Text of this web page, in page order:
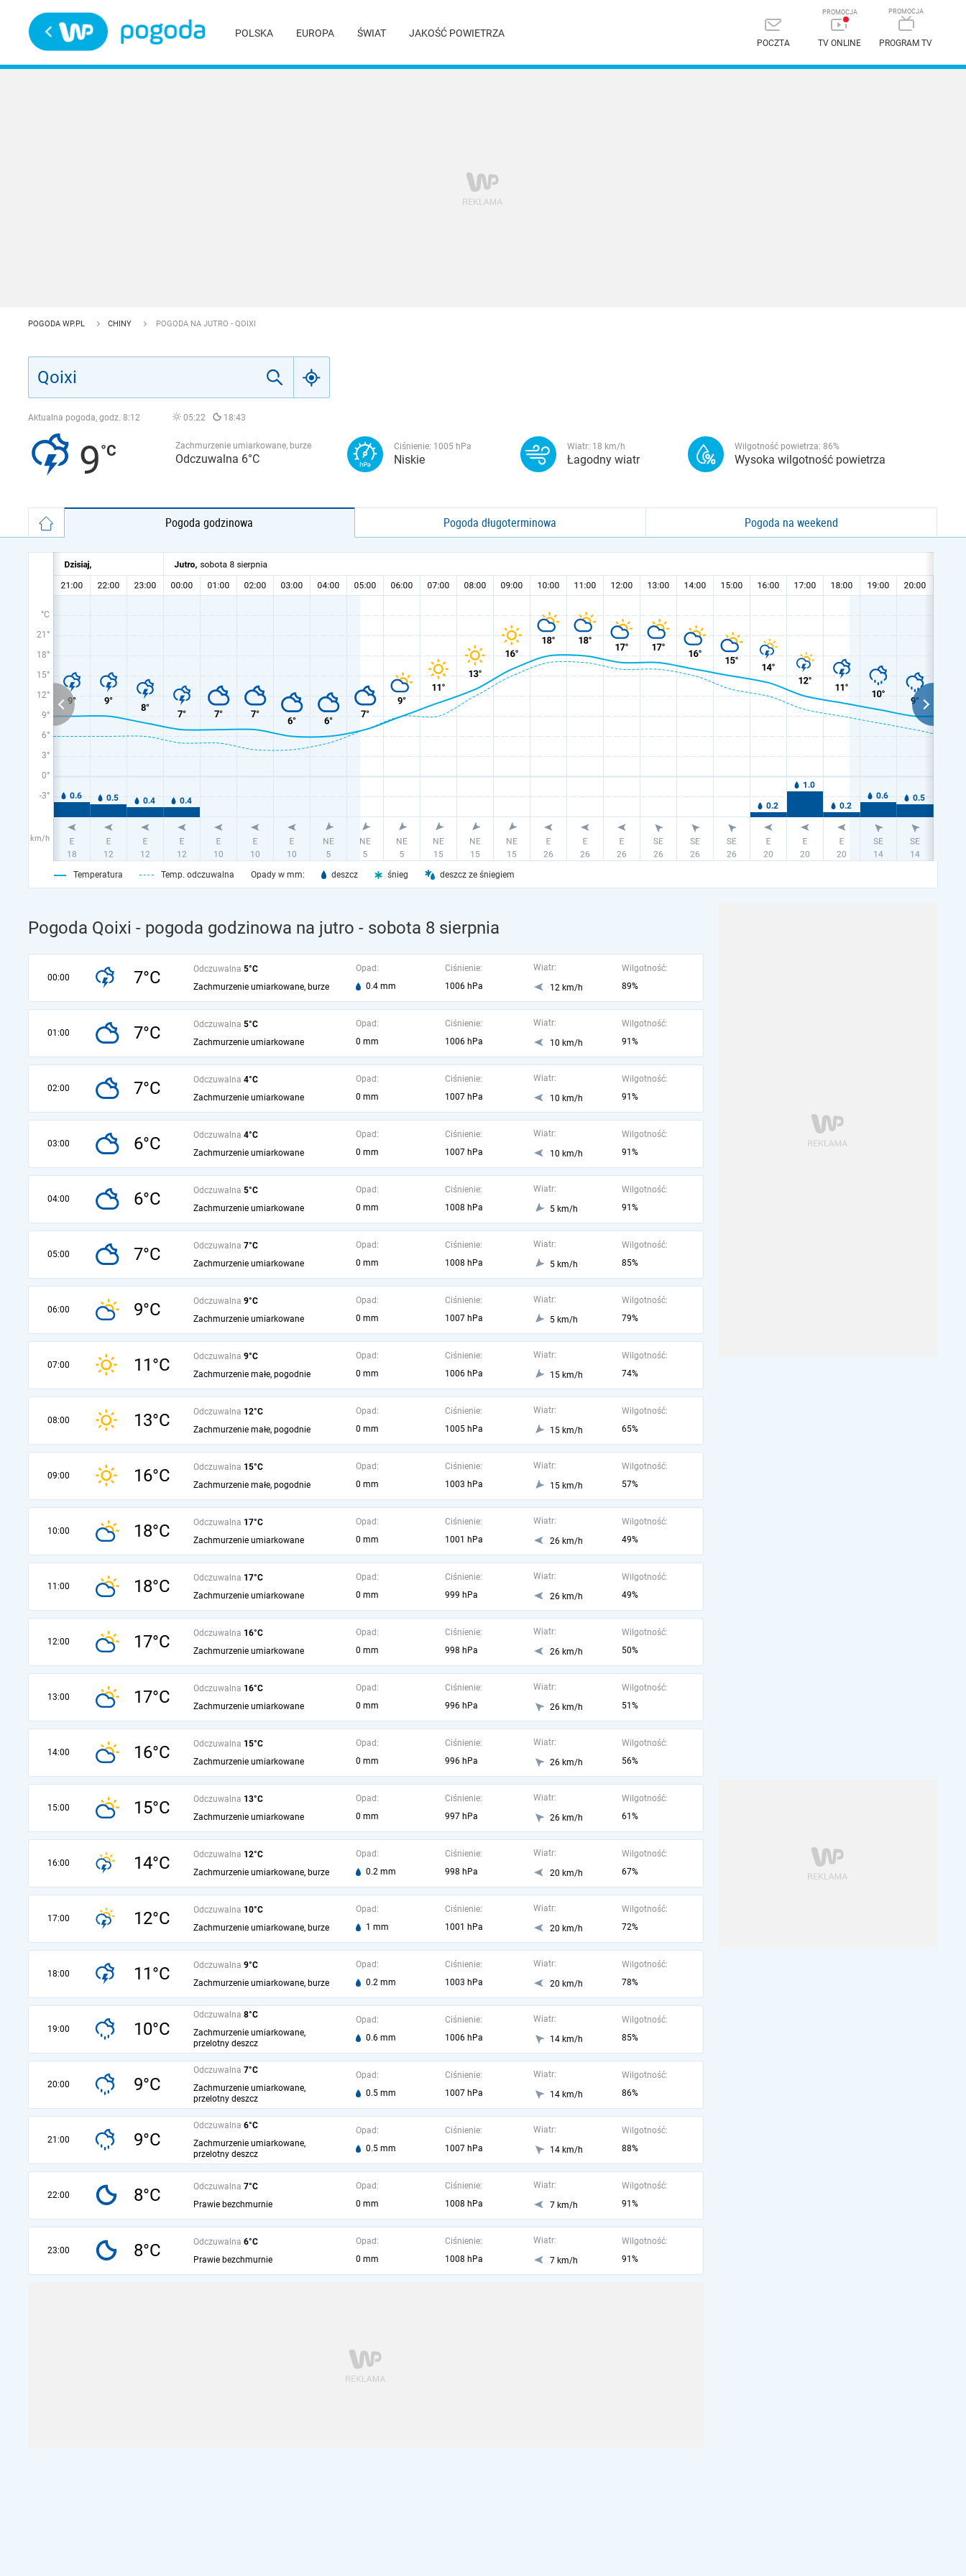
POLSKA EUROPA ŚWIAT JAKOŚĆ POWIETRZA
POCZTA TV ONLINE PROGRAM TV
POGODA WP.PL CHINY POGODA NA JUTRO - QOIXI
Aktualna pogoda, godz. 8:12 05:22 18:43
9 Zachmurzenie umiarkowane, burze
Odczuwalna 6°C
Ciśnienie: 1005 hPa
Niskie
Wiatr: 18 km/h
Łagodny wiatr
Wilgotność powietrza: 86%
Wysoka wilgotność powietrza
Pogoda godzinowa Pogoda długoterminowa Pogoda na weekend
°C
21°
18°
15°
12°
9°
6°
3°
0°
-3°
km/h
Temperatura Temp. odczuwalna Opady w mm: deszcz śnieg deszcz ze śniegiem
Pogoda Qoixi - pogoda godzinowa na jutro - sobota 8 sierpnia
00:00 7°C Odczuwalna 5°C
Zachmurzenie umiarkowane, burze
Opad:
0.4 mm
Ciśnienie:
1006 hPa
Wiatr:
12 km/h
Wilgotność:
89%
01:00 7°C Odczuwalna 5°C
Zachmurzenie umiarkowane
Opad:
0 mm
Ciśnienie:
1006 hPa
Wiatr:
10 km/h
Wilgotność:
91%
02:00 7°C Odczuwalna 4°C
Zachmurzenie umiarkowane
Opad:
0 mm
Ciśnienie:
1007 hPa
Wiatr:
10 km/h
Wilgotność:
91%
03:00 6°C Odczuwalna 4°C
Zachmurzenie umiarkowane
Opad:
0 mm
Ciśnienie:
1007 hPa
Wiatr:
10 km/h
Wilgotność:
91%
04:00 6°C Odczuwalna 5°C
Zachmurzenie umiarkowane
Opad:
0 mm
Ciśnienie:
1008 hPa
Wiatr:
5 km/h
Wilgotność:
91%
05:00 7°C Odczuwalna 7°C
Zachmurzenie umiarkowane
Opad:
0 mm
Ciśnienie:
1008 hPa
Wiatr:
5 km/h
Wilgotność:
85%
06:00 9°C Odczuwalna 9°C
Zachmurzenie umiarkowane
Opad:
0 mm
Ciśnienie:
1007 hPa
Wiatr:
5 km/h
Wilgotność:
79%
07:00 11°C Odczuwalna 9°C
Zachmurzenie małe, pogodnie
Opad:
0 mm
Ciśnienie:
1006 hPa
Wiatr:
15 km/h
Wilgotność:
74%
08:00 13°C Odczuwalna 12°C
Zachmurzenie małe, pogodnie
Opad:
0 mm
Ciśnienie:
1005 hPa
Wiatr:
15 km/h
Wilgotność:
65%
09:00 16°C Odczuwalna 15°C
Zachmurzenie małe, pogodnie
Opad:
0 mm
Ciśnienie:
1003 hPa
Wiatr:
15 km/h
Wilgotność:
57%
10:00 18°C Odczuwalna 17°C
Zachmurzenie umiarkowane
Opad:
0 mm
Ciśnienie:
1001 hPa
Wiatr:
26 km/h
Wilgotność:
49%
11:00 18°C Odczuwalna 17°C
Zachmurzenie umiarkowane
Opad:
0 mm
Ciśnienie:
999 hPa
Wiatr:
26 km/h
Wilgotność:
49%
12:00 17°C Odczuwalna 16°C
Zachmurzenie umiarkowane
Opad:
0 mm
Ciśnienie:
998 hPa
Wiatr:
26 km/h
Wilgotność:
50%
13:00 17°C Odczuwalna 16°C
Zachmurzenie umiarkowane
Opad:
0 mm
Ciśnienie:
996 hPa
Wiatr:
26 km/h
Wilgotność:
51%
14:00 16°C Odczuwalna 15°C
Zachmurzenie umiarkowane
Opad:
0 mm
Ciśnienie:
996 hPa
Wiatr:
26 km/h
Wilgotność:
56%
15:00 15°C Odczuwalna 13°C
Zachmurzenie umiarkowane
Opad:
0 mm
Ciśnienie:
997 hPa
Wiatr:
26 km/h
Wilgotność:
61%
16:00 14°C Odczuwalna 12°C
Zachmurzenie umiarkowane, burze
Opad:
0.2 mm
Ciśnienie:
998 hPa
Wiatr:
20 km/h
Wilgotność:
67%
17:00 12°C Odczuwalna 10°C
Zachmurzenie umiarkowane, burze
Opad:
1 mm
Ciśnienie:
1001 hPa
Wiatr:
20 km/h
Wilgotność:
72%
18:00 11°C Odczuwalna 9°C
Zachmurzenie umiarkowane, burze
Opad:
0.2 mm
Ciśnienie:
1003 hPa
Wiatr:
20 km/h
Wilgotność:
78%
19:00 10°C
Odczuwalna 8°C
Zachmurzenie umiarkowane,
przelotny deszcz
Opad:
0.6 mm
Ciśnienie:
1006 hPa
Wiatr:
14 km/h
Wilgotność:
85%
20:00 9°C
Odczuwalna 7°C
Zachmurzenie umiarkowane,
przelotny deszcz
Opad:
0.5 mm
Ciśnienie:
1007 hPa
Wiatr:
14 km/h
Wilgotność:
86%
21:00 9°C
Odczuwalna 6°C
Zachmurzenie umiarkowane,
przelotny deszcz
Opad:
0.5 mm
Ciśnienie:
1007 hPa
Wiatr:
14 km/h
Wilgotność:
88%
22:00 8°C Odczuwalna 7°C
Prawie bezchmurnie
Opad:
0 mm
Ciśnienie:
1008 hPa
Wiatr:
7 km/h
Wilgotność:
91%
23:00 8°C Odczuwalna 6°C
Prawie bezchmurnie
Opad:
0 mm
Ciśnienie:
1008 hPa
Wiatr:
7 km/h
Wilgotność:
91%